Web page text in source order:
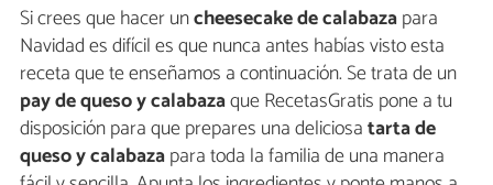
Si crees que hacer uncheesecake de calabazapara
Navidad es difícil es que nunca antes habías visto esta
receta que te enseñamos a continuación. Se trata de un
pay de queso y calabazaque RecetasGratis pone a tu
disposición para que prepares una deliciosatarta de
queso y calabazapara toda la familia de una manera